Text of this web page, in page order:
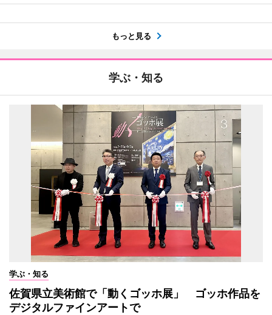
もっと見る
学ぶ・知る
学ぶ・知る
佐賀県立美術館で「動くゴッホ展」 ゴッホ作品を
デジタルファインアートで